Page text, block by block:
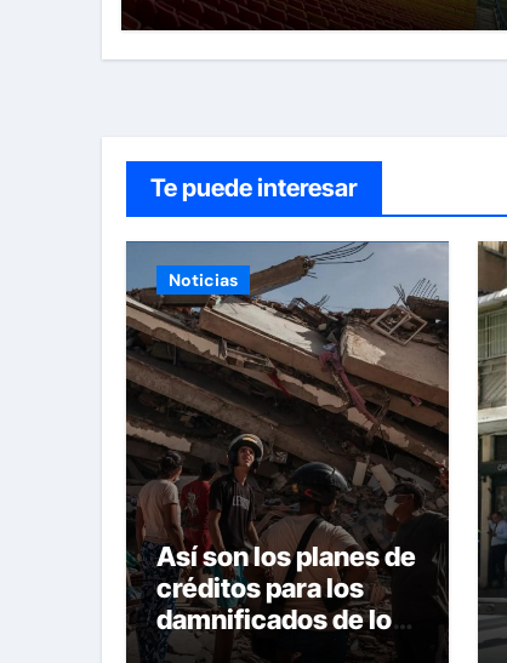
Te puede interesar
Noticias
Así son los planes de
créditos para los
damnificados de los
terremotos